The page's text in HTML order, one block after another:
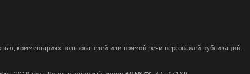
комментариях пользователей или прямой речи персонажей публикаций.